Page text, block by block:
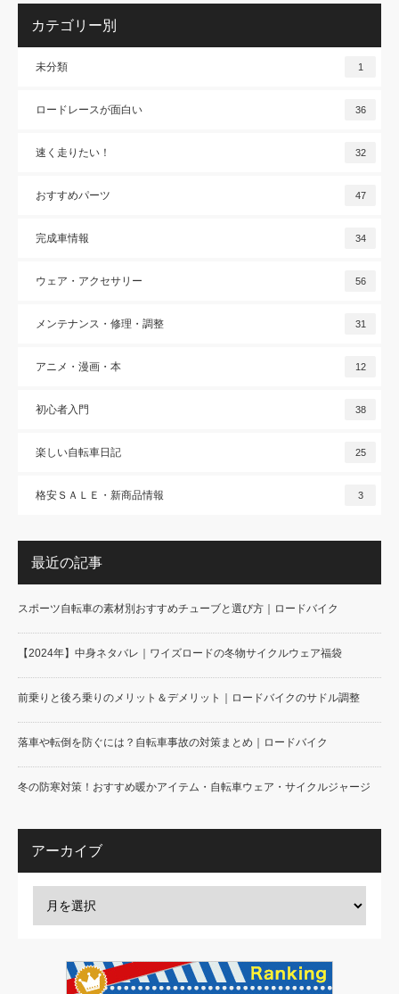
カテゴリー別
未分類 1
ロードレースが面白い 36
速く走りたい！ 32
おすすめパーツ 47
完成車情報 34
ウェア・アクセサリー 56
メンテナンス・修理・調整 31
アニメ・漫画・本 12
初心者入門 38
楽しい自転車日記 25
格安ＳＡＬＥ・新商品情報 3
最近の記事
スポーツ自転車の素材別おすすめチューブと選び方｜ロードバイク
【2024年】中身ネタバレ｜ワイズロードの冬物サイクルウェア福袋
前乗りと後ろ乗りのメリット＆デメリット｜ロードバイクのサドル調整
落車や転倒を防ぐには？自転車事故の対策まとめ｜ロードバイク
冬の防寒対策！おすすめ暖かアイテム・自転車ウェア・サイクルジャージ
アーカイブ